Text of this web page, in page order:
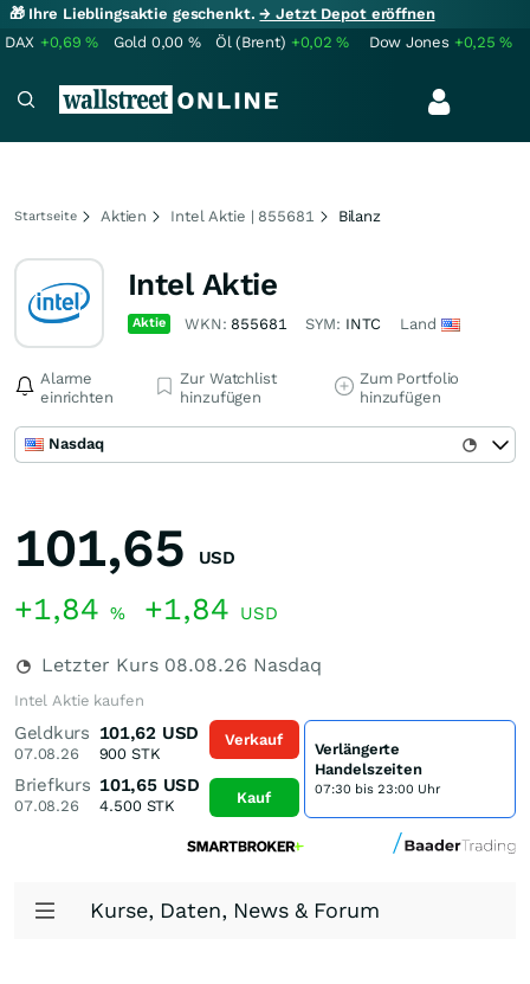
🎁 Ihre Lieblingsaktie geschenkt.→ Jetzt Depot eröffnen
DAX +0,69% Gold 0,00 % Öl (Brent) +0,02% Dow Jones +0,25%
Startseite Aktien Intel Aktie | 855681 Bilanz
Intel Aktie
Aktie WKN: 855681 SYM: INTC Land
Alarme
einrichten
Zur Watchlist
hinzufügen
Zum Portfolio
hinzufügen
Nasdaq
101,65 USD
+1,84 % +1,84 USD
Letzter Kurs 08.08.26 Nasdaq
Intel Aktie kaufen
Geldkurs
07.08.26
101,62 USD
900 STK
Briefkurs
07.08.26
101,65 USD
4.500STK
Verkauf
Kauf
Verlängerte
Handelszeiten
07:30 bis 23:00 Uhr
Kurse, Daten, News & Forum